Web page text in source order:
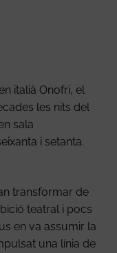
italià Onofri, el
les nits del
sala
i setanta.
transformar de
teatral i pocs
en va assumir la
una línia de